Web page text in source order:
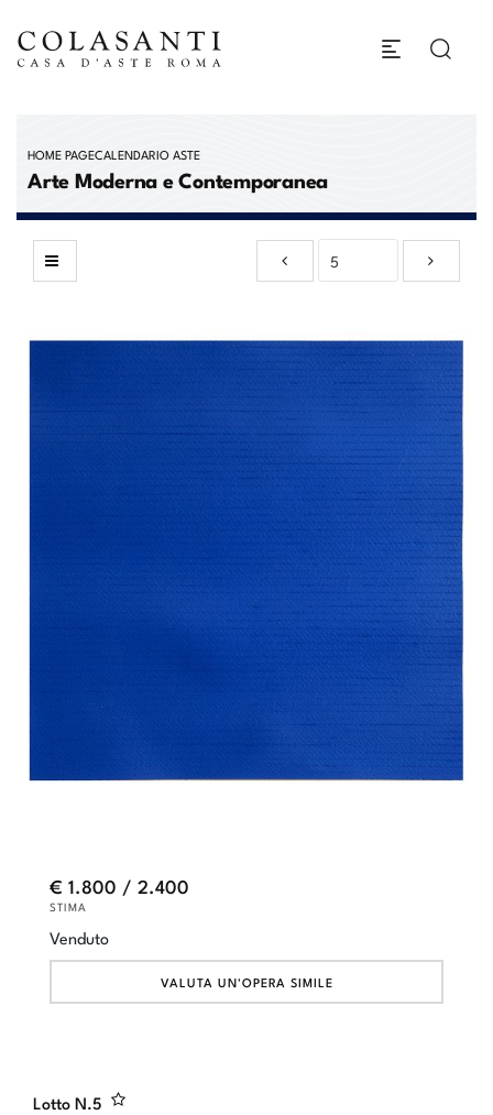
HOME PAGECALENDARIO ASTE
Arte Moderna e Contemporanea
Lotto N.5
€ 1.800 / 2.400
STIMA
Venduto
VALUTA UN'OPERA SIMILE